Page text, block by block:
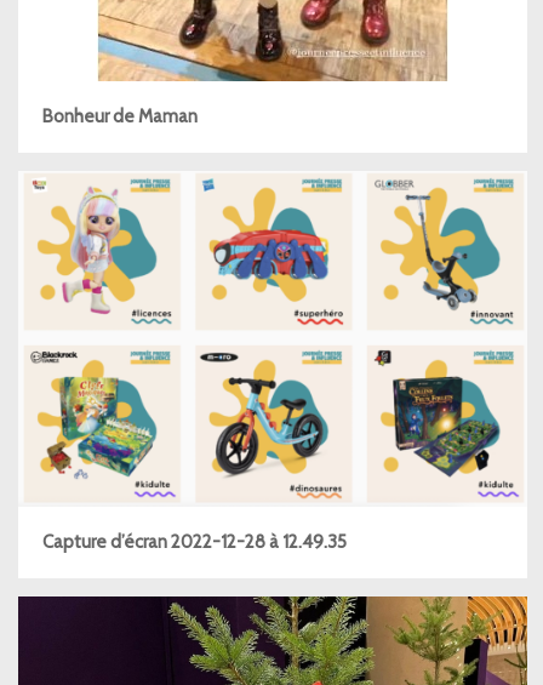
Bonheur de Maman
Capture d’écran 2022-12-28 à 12.49.35